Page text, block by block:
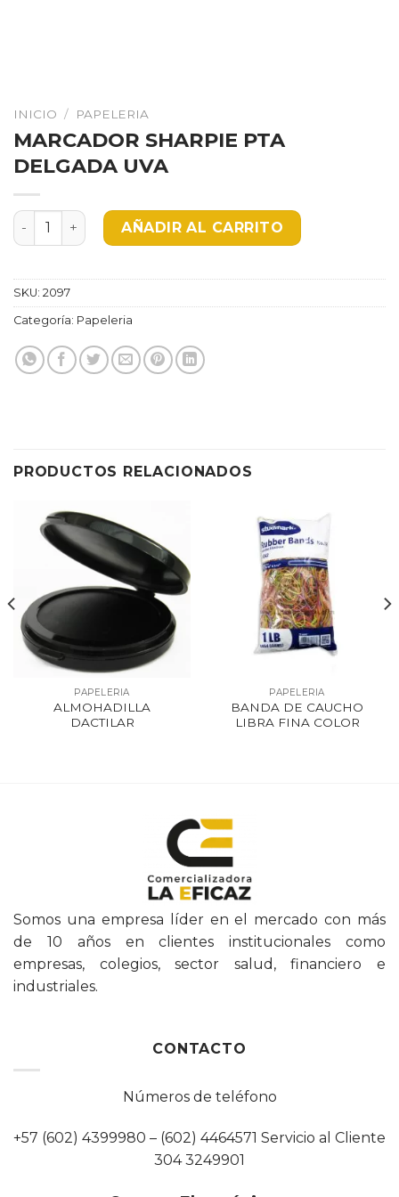
INICIO / PAPELERIA
MARCADOR SHARPIE PTA
DELGADA UVA
MARCADOR SHARPIE PTA DELGADA UVA cantidad
AÑADIR AL CARRITO
SKU: 2097
Categoría: Papeleria
PRODUCTOS RELACIONADOS
PAPELERIA
ALMOHADILLA
DACTILAR
PAPELERIA
BANDA DE CAUCHO
LIBRA FINA COLOR
Somos una empresa líder en el mercado con más
de 10 años en clientes institucionales como
empresas, colegios, sector salud, financiero e
industriales.
CONTACTO
Números de teléfono
+57 (602) 4399980 – (602) 4464571 Servicio al Cliente
304 3249901